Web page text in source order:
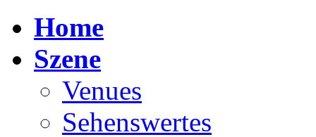
Home
Szene
Venues
Sehenswertes